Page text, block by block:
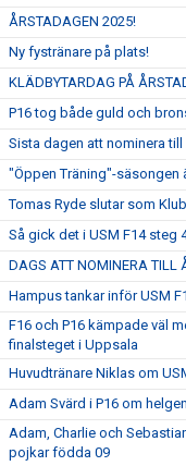
ÅRSTADAGEN 2025!
Ny fystränare på plats!
KLÄDBYTARDAG PÅ
P16 tog både guld och
Sista dagen att nominera
"Öppen Träning"-säsongen
Tomas Ryde slutar som
Så gick det i USM F14 steg
DAGS ATT NOMINERA TILL
Hampus tankar inför USM
F16 och P16 kämpade väl
finalsteget i Uppsala
Huvudtränare Niklas om
Adam Svärd i P16 om
Adam, Charlie och
pojkar födda 09